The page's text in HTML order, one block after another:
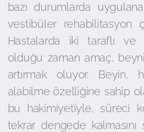
bazı durumlarda
vestibüler rehabilitasyon
Hastalarda iki taraflı ve
olduğu zaman amaç,
artırmak oluyor. Beyin,
alabilme özelliğine sahip
bu hakimiyetiyle, süreci
tekrar dengede